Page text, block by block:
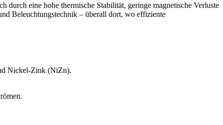
durch eine hohe thermische Stabilität, geringe magnetische Verluste
Beleuchtungstechnik – überall dort, wo effiziente
Nickel-Zink (NiZn).